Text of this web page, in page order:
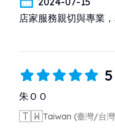
店家服務親切與專業
5
朱ＯＯ
🇹🇼Taiwan (臺灣/台